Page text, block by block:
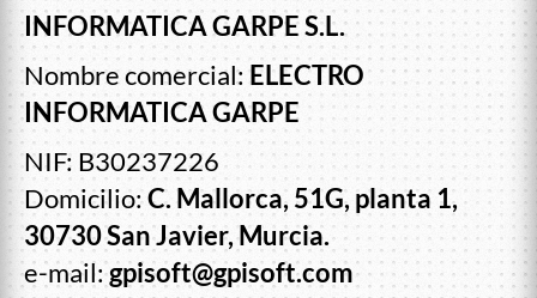
INFORMATICA GARPE S.L.
Nombre comercial: ELECTRO
INFORMATICA GARPE
NIF: B30237226
Domicilio:C. Mallorca, 51G, planta 1,
30730 San Javier, Murcia.
e-mail:gpisoft@gpisoft.com